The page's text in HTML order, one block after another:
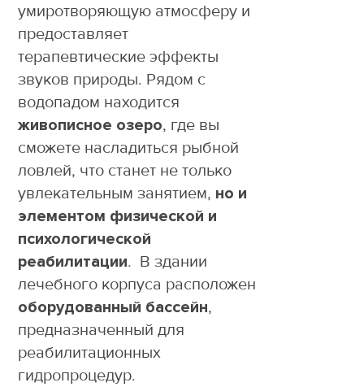
умиротворяющую атмосферу и
предоставляет
терапевтические эффекты
звуков природы. Рядом с
водопадом находится
живописное озеро, где вы
сможете насладиться рыбной
ловлей, что станет не только
увлекательным занятием, но и
элементом физической и
психологической
реабилитации. В здании
лечебного корпуса расположен
оборудованный бассейн,
предназначенный для
реабилитационных
гидропроцедур.